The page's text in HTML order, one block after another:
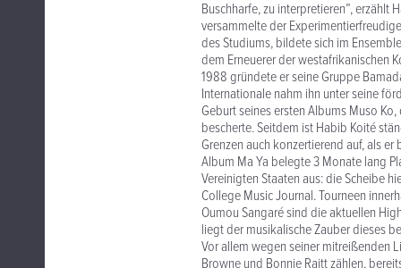
Buschharfe, zu interpretieren”, erzählt
versammelte der
des Studiums, bildete sich im
dem Erneuerer der westafrikanischen
1988 gründete er seine Gruppe
Internationale nahm ihn unter seine
Geburt seines ersten Albums Muso
bescherte. Seitdem ist Habib Koité
Grenzen auch konzertierend auf, als
Album Ma Ya belegte 3 Monate lang
Vereinigten Staaten aus: die Scheibe
College Music Journal. Tourneen
Oumou Sangaré sind die aktuellen
liegt der musikalische Zauber dieses
Vor allem wegen seiner mitreißenden